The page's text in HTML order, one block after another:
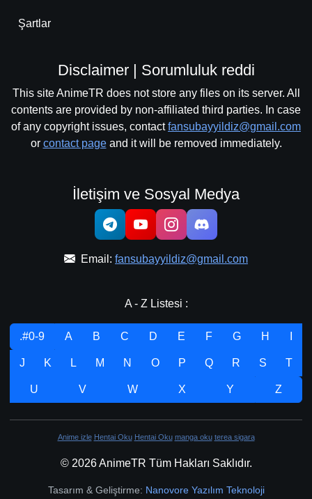
Şartlar
Disclaimer | Sorumluluk reddi
This site AnimeTR does not store any files on its server. All
contents are provided by non-affiliated third parties. In case
of any copyright issues, contactfansubayyildiz@gmail.com
or contact pageand it will be removed immediately.
İletişim ve Sosyal Medya
Email: fansubayyildiz@gmail.com
A - Z Listesi :
.#0-9 A B C D E F G H
J K L M N O P Q R S T
U V W X Y Z
Anime izle Hentai Oku Hentai Oku manga oku terea sigara
© 2026 AnimeTR Tüm Hakları Saklıdır.
Tasarım & Geliştirme: Nanovore Yazılım Teknoloji